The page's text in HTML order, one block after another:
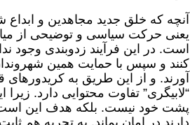
آنچه که خلق جدید مجاهدین و ابداع
یعنی حرکت سیاسی و توضیحی از
است. در این فرآیند زدوبندی وجود
کنند و سپس با حمایت همین
آورند. و از این طریق به کریدورهای
“لابیگری” تفاوت محتوایی دارد.
پشت خود نیست. بلکه هدف این
دارند در امان بماند. به تجربه هم